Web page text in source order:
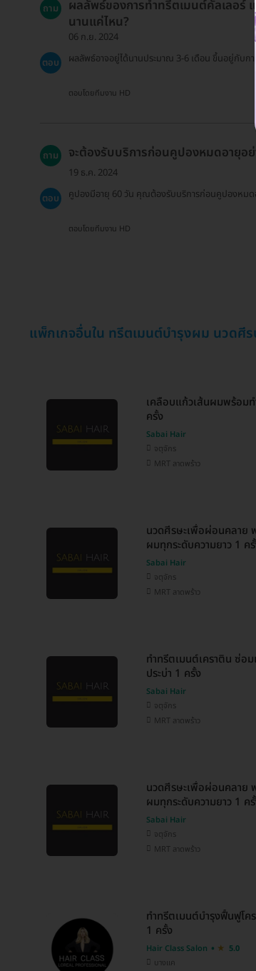
ถาม
ผลลัพธ์ของการทำทรีตเมนต์คัลเลอร์
นานแค่ไหน?
06 ก.ย. 2024
ตอบ
ผลลัพธ์อาจอยู่ได้นานประมาณ 3-6 เดือน ขึ้นอยู่กับก
ตอบโดยทีมงาน HD
ถาม จะต้องรับบริการก่อนคูปองหมดอายุอย่
19 ธ.ค. 2024
ตอบ
คูปองมีอายุ 60 วัน คุณต้องรับบริการก่อนคูปองหมด
ตอบโดยทีมงาน HD
แพ็กเกจอื่นใน ทรีตเมนต์บำรุงผม นวดศี
เคลือบแก้วเส้นผมพร้อมท
ครั้ง
Sabai Hair
จตุจักร
MRT ลาดพร้าว
นวดศีรษะเพื่อผ่อนคลาย
ผมทุกระดับความยาว 1 ค
Sabai Hair
จตุจักร
MRT ลาดพร้าว
ทำทรีตเมนต์เคราติน ซ่
ประบ่า 1 ครั้ง
Sabai Hair
จตุจักร
MRT ลาดพร้าว
นวดศีรษะเพื่อผ่อนคลาย
ผมทุกระดับความยาว 1 ค
Sabai Hair
จตุจักร
MRT ลาดพร้าว
ทำทรีตเมนต์บำรุงฟื้นฟูโค
1 ครั้ง
Hair Class Salon
5.0
บางแค